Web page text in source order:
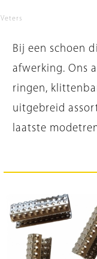
Veters
Bij een schoen
afwerking. Ons
ringen,
uitgebreid
laatste